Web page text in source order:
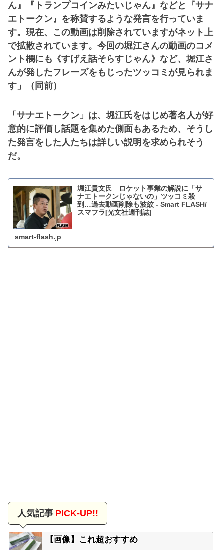
ん』『トランプコインみたいじゃん』などと『サナ
エトークン』を称賛するような発言を行っていま
す。現在、この動画は削除されていますがネット上
で拡散されています。今回の堀江さんの動画のコメ
ント欄にも《すげえ話そらすじゃん》など、堀江さ
んが発したフレーズをもじったツッコミが見られま
す」（同前）
「サナエトークン」は、堀江氏をはじめ著名人が好
意的に評価し話題を集めた側面もあるため、そうし
た発言をした人たちは詳しい説明を求められそう
だ。
堀江貴文氏 ロケット事業の解説に「サ
ナエトークンじゃないの」ツッコミ殺
到…過去動画削除も波紋 - Smart FLASH/
スマフラ[光文社週刊誌]
smart-flash.jp
人気記事PICK-UP!!
【画像】これ超おすすめ